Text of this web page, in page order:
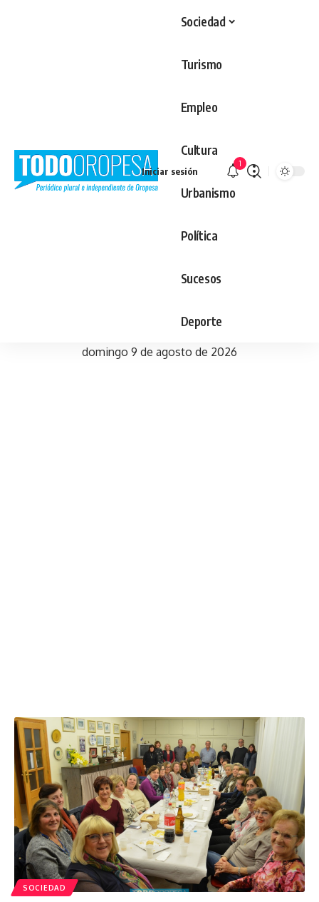
Sociedad
Turismo
Empleo
Cultura
Urbanismo
Política
Sucesos
Deporte
Iniciar sesión
1
domingo 9 de agosto de 2026
SOCIEDAD